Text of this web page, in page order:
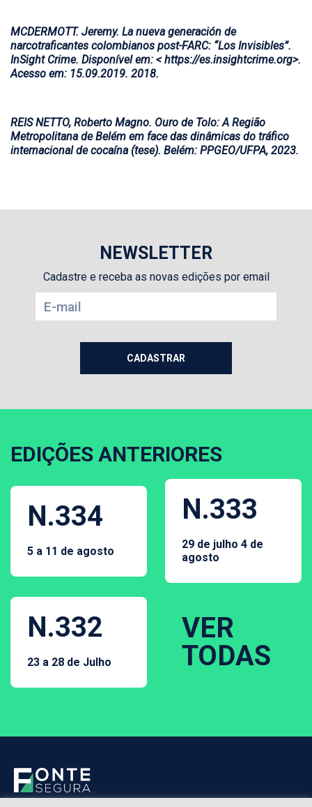
MCDERMOTT. Jeremy. La nueva generación de
narcotraficantes colombianos post-FARC: “Los Invisibles”.
InSight Crime. Disponível em: < https://es.insightcrime.org>.
Acesso em: 15.09.2019. 2018.
REIS NETTO, Roberto Magno. Ouro de Tolo: A Região
Metropolitana de Belém em face das dinâmicas do tráfico
internacional de cocaína (tese). Belém: PPGEO/UFPA, 2023.
NEWSLETTER
Cadastre e receba as novas edições por email
EDIÇÕES ANTERIORES
N.334
5 a 11 de agosto
N.333
29 de julho 4 de
agosto
N.332
23 a 28 de Julho
VER
TODAS